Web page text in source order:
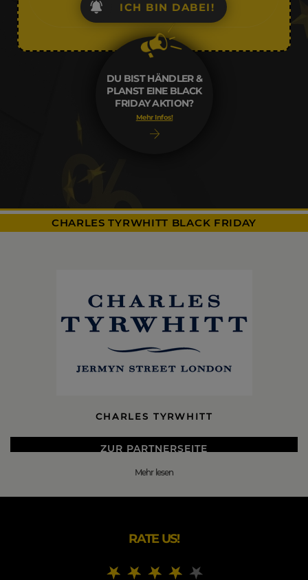
DU BIST HÄNDLER &
PLANST EINE BLACK
FRIDAY AKTION?
Mehr Infos!
ICH BIN DABEI!
CHARLES TYRWHITT BLACK FRIDAY
CHARLES TYRWHITT
ZUR PARTNERSEITE
2026 DEALS
ausgesprochen) sind wir bestrebt, die beste zeitlose
Herrenmode in hochwertiger, kompromissloser Qualität
unsere sprichwörtliche charmante Britishness mit einer
Mehr lesen
RATE US!